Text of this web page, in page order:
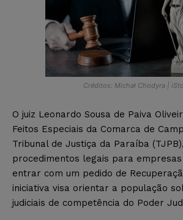
Créditos: Michał Chodyra |
O juiz Leonardo Sousa de Paiva
Feitos Especiais da Comarca de
Tribunal de Justiça da Paraíba
procedimentos legais para empresas
entrar com um pedido de
iniciativa visa orientar a população
judiciais de competência do Poder